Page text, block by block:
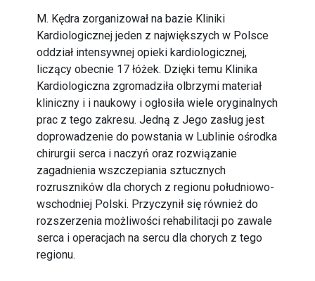
M. Kędra zorganizował na bazie Kliniki
Kardiologicznej jeden z największych w Polsce
oddział intensywnej opieki kardiologicznej,
liczący obecnie 17 łóżek. Dzięki temu Klinika
Kardiologiczna zgromadziła olbrzymi materiał
kliniczny i i naukowy i ogłosiła wiele oryginalnych
prac z tego zakresu. Jedną z Jego zasług jest
doprowadzenie do powstania w Lublinie ośrodka
chirurgii serca i naczyń oraz rozwiązanie
zagadnienia wszczepiania sztucznych
rozruszników dla chorych z regionu południowo-
wschodniej Polski. Przyczynił się również do
rozszerzenia możliwości rehabilitacji po zawale
serca i operacjach na sercu dla chorych z tego
regionu.